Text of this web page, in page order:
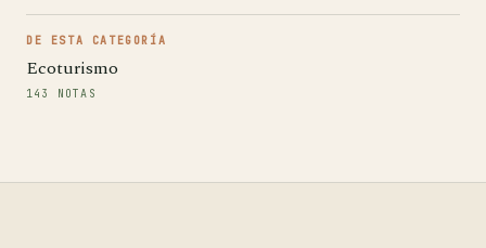
DE ESTA CATEGORÍA
Ecoturismo
143 NOTAS